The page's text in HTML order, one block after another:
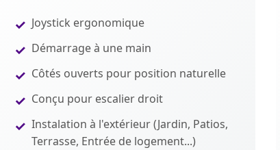
Joystick ergonomique
Démarrage à une main
Côtés ouverts pour position naturelle
Conçu pour escalier droit
Instalation à l'extérieur (Jardin, Patios,
Terrasse, Entrée de logement...)